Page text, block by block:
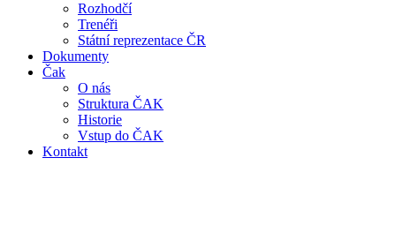
Rozhodčí
Trenéři
Státní reprezentace ČR
Dokumenty
Čak
O nás
Struktura ČAK
Historie
Vstup do ČAK
Kontakt